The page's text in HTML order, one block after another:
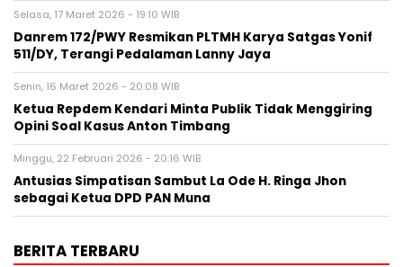
Selasa, 17 Maret 2026 - 19:10 WIB
Danrem 172/PWY Resmikan PLTMH Karya Satgas Yonif
511/DY, Terangi Pedalaman Lanny Jaya
Senin, 16 Maret 2026 - 20:08 WIB
Ketua Repdem Kendari Minta Publik Tidak Menggiring
Opini Soal Kasus Anton Timbang
Minggu, 22 Februari 2026 - 20:16 WIB
Antusias Simpatisan Sambut La Ode H. Ringa Jhon
sebagai Ketua DPD PAN Muna
BERITA TERBARU